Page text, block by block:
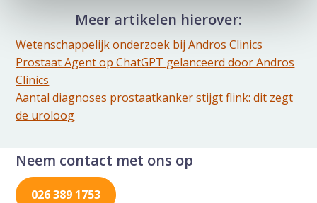
Meer artikelen hierover:
Wetenschappelijk onderzoek bij Andros Clinics
Prostaat Agent op ChatGPT gelanceerd door Andros
Clinics
Aantal diagnoses prostaatkanker stijgt flink: dit zegt
de uroloog
Neem contact met ons op
026 389 1753